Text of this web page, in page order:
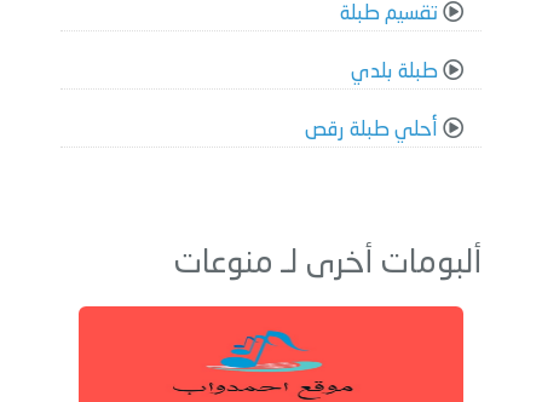
تقسيم طبلة
طبلة بلدي
أحلي طبلة رقص
ألبومات أخرى لـ منوعات